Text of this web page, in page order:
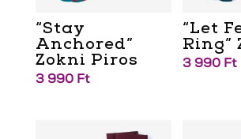
“Stay
Anchored”
Zokni Piros
3 990 Ft
“Let
Ring”
3 990 Ft